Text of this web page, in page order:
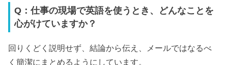
Q：仕事の現場で英語を使うとき、どんなことを
心がけていますか？
回りくどく説明せず、結論から伝え、メールではなるべ
く簡潔にまとめるようにしています。